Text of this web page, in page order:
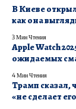
В Киеве
как она
3 Мин Чтения
Apple Watch
ожидаемых
4 Мин Чтения
Трамп сказал,
«не сделает